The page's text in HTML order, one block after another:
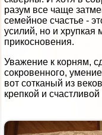
разум все чаще
семейное счастье -
усилий, но и
прикосновения.
Уважение к корням,
сокровенного,
вот сотканый из
крепкой и